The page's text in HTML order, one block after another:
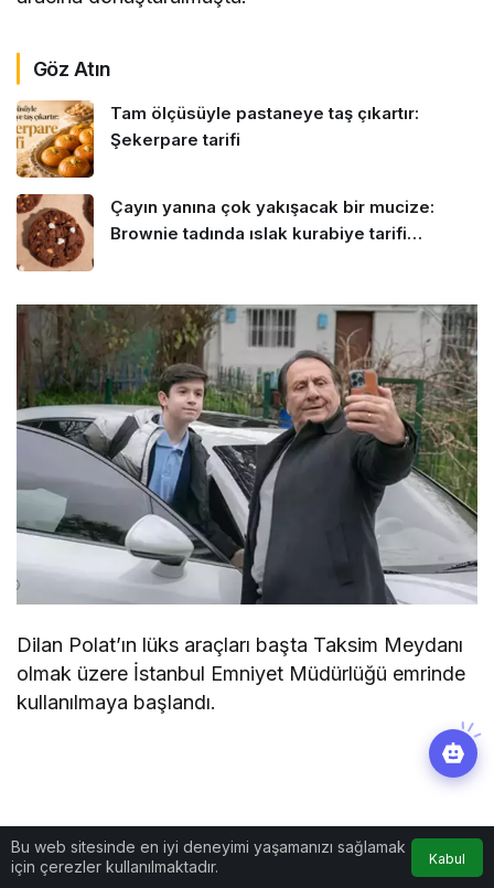
Göz Atın
Tam ölçüsüyle pastaneye taş çıkartır:
Şekerpare tarifi
Çayın yanına çok yakışacak bir mucize:
Brownie tadında ıslak kurabiye tarifi…
Dilan Polat’ın lüks araçları başta Taksim Meydanı
olmak üzere İstanbul Emniyet Müdürlüğü emrinde
kullanılmaya başlandı.
Bu web sitesinde en iyi deneyimi yaşamanızı sağlamak
için çerezler kullanılmaktadır.
Kabul